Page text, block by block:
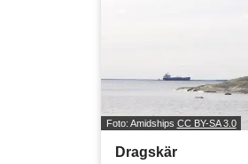
Foto: Amidships CC BY-SA 3.0
Dragskär